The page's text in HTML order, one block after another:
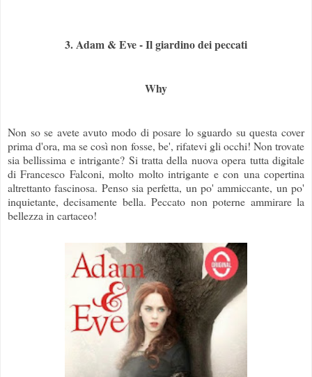
3. Adam & Eve - Il giardino dei peccati
Why
Non so se avete avuto modo di posare lo sguardo su questa cover
prima d'ora, ma se così non fosse, be', rifatevi gli occhi! Non trovate
sia bellissima e intrigante? Si tratta della nuova opera tutta digitale
di Francesco Falconi, molto molto intrigante e con una copertina
altrettanto fascinosa. Penso sia perfetta, un po' ammiccante, un po'
inquietante, decisamente bella. Peccato non poterne ammirare la
bellezza in cartaceo!